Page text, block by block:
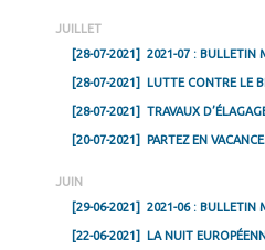
JUILLET
[28-07-2021]
2021-07 : BULLETIN
[28-07-2021] LUTTE CONTRE LE
[28-07-2021] TRAVAUX
[20-07-2021] PARTEZ EN
JUIN
[29-06-2021]
2021-06 : BULLETIN
[22-06-2021] LA NUIT